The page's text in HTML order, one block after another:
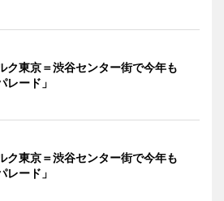
ク東京＝渋谷センター街で今年も
レード」
ク東京＝渋谷センター街で今年も
レード」